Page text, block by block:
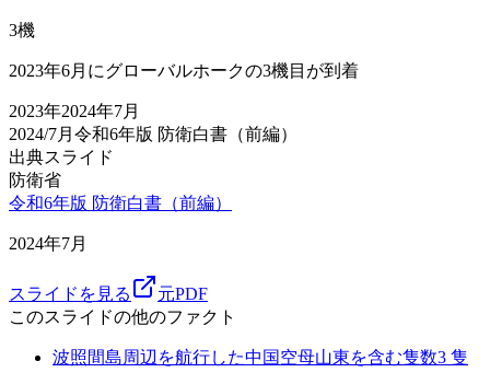
3機
2023年6月にグローバルホークの3機目が到着
2023年2024年7月
2024/7月 令和6年版 防衛白書（前編）
出典スライド
防衛省
令和6年版 防衛白書（前編）
2024年7月
スライドを見る
元PDF
このスライドの他のファクト
波照間島周辺を航行した中国空母山東を含む隻数3 隻